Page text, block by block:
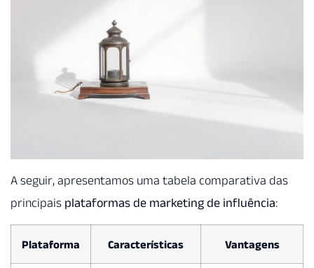
A seguir, apresentamos uma tabela comparativa das
principais plataformas de marketing de influência:
Plataforma Características Vantagens